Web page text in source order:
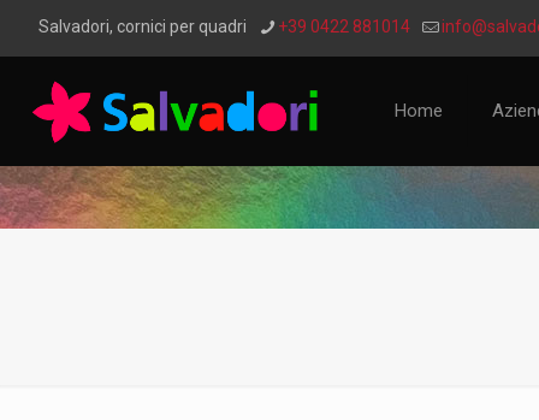
Salvadori, cornici per quadri +39 0422 881014
Home